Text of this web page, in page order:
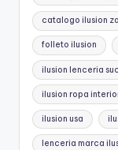
catalogo ilusion
folleto ilusion
ilusion lenceria
ilusion ropa
ilusion usa
lenceria marca